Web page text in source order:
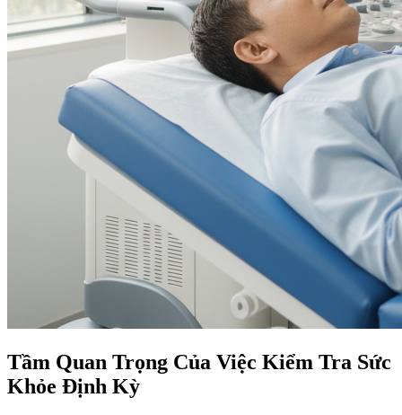
Tầm Quan Trọng Của Việc Kiểm Tra Sức
Khỏe Định Kỳ